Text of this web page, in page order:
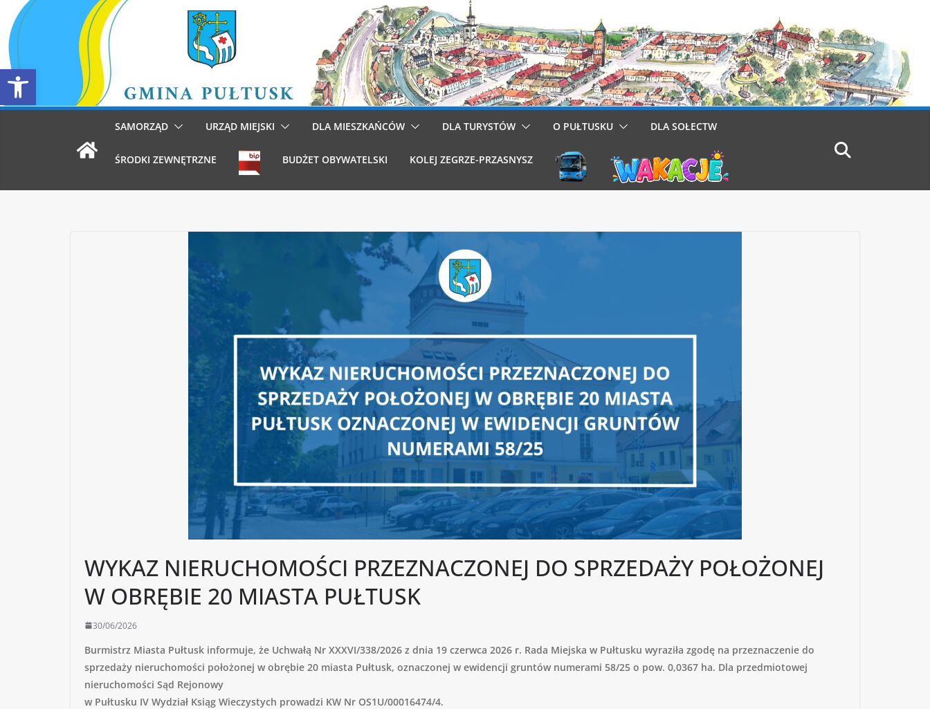
Otwórz pasek narzędzi
Przejdź
do
treści
SAMORZĄD URZĄD MIEJSKI DLA MIESZKAŃCÓW DLA TURYSTÓW O PUŁTUSKU DLA SOŁECTW
ŚRODKI ZEWNĘTRZNE BUDŻET OBYWATELSKI KOLEJ ZEGRZE-PRZASNYSZ
WYKAZ NIERUCHOMOŚCI PRZEZNACZONEJ DO SPRZEDAŻY POŁOŻONEJ
W OBRĘBIE 20 MIASTA PUŁTUSK
30/06/2026
Burmistrz Miasta Pułtusk informuje, że Uchwałą Nr XXXVI/338/2026 z dnia 19 czerwca 2026 r. Rada Miejska w Pułtusku wyraziła zgodę na przeznaczenie do
sprzedaży nieruchomości położonej w obrębie 20 miasta Pułtusk, oznaczonej w ewidencji gruntów numerami 58/25 o pow. 0,0367 ha. Dla przedmiotowej
nieruchomości Sąd Rejonowy
w Pułtusku IV Wydział Ksiąg Wieczystych prowadzi KW Nr OS1U/00016474/4.